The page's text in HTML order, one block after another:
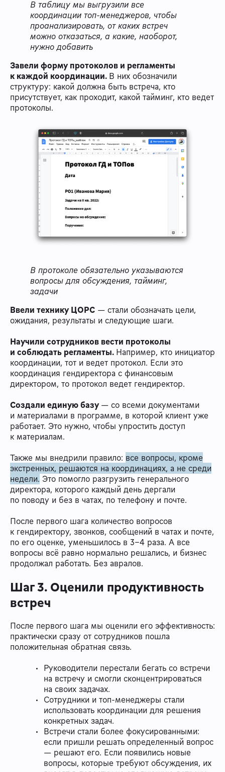
В таблицу мы выгрузили все
координации топ-менеджеров, чтобы
проанализировать, от каких встреч
можно отказаться, а какие, наоборот,
нужно добавить
Завели форму протоколов и регламенты
к каждой координации. В них обозначили
структуру: какой должна быть встреча, кто
присутствует, как проходит, какой тайминг, кто ведет
протоколы.
В протоколе обязательно указываются
вопросы для обсуждения, тайминг,
задачи
Ввели технику ЦОРС — стали обозначать цели,
ожидания, результаты и следующие шаги.
Научили сотрудников вести протоколы
и соблюдать регламенты. Например, кто инициатор
координации, тот и ведет протокол. Если это
координация гендиректора с финансовым
директором, то протокол ведет гендиректор.
Создали единую базу— со всеми документами
и материалами в программе, в которой клиент уже
работает. Это нужно, чтобы упростить доступ
к материалам.
Также мы внедрили правило: все вопросы, кроме
экстренных, решаются на координациях, а не среди
недели. Это помогло разгрузить генерального
директора, которого каждый день дергали
по поводу и без в чатах, по телефону и почте.
После первого шага количество вопросов
к гендиректору, звонков, сообщений в чатах и почте,
по его оценке, уменьшилось в 3–4 раза. А все
вопросы всё равно нормально решались, и бизнес
продолжал работать. Без авралов.
Шаг 3. Оценили продуктивность
встреч
После первого шага мы оценили его эффективность:
практически сразу от сотрудников пошла
положительная обратная связь.
Руководители перестали бегать со встречи
на встречу и смогли сконцентрироваться
на своих задачах.
Сотрудники и топ-менеджеры стали
использовать координации для решения
конкретных задач.
Встречи стали более фокусированными:
если пришли решать определенный вопрос
— решают его. Если появились новые
вопросы, которые требуют обсуждения, их